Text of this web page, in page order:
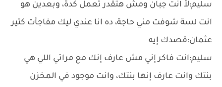
سليم:لأ انت جبان ومش هتقدر تعمل كدة، وبعدين هو
انت لسة شوفت مني حاجة، ده انا عندي ليك مفاجأت كتير
عثمان:قصدك إيه
سليم:انت فاكر إني مش عارف إنك مع مراتي اللي هي
بنتك وانت عارف إنها بنتك، وانت موجود في المخزن